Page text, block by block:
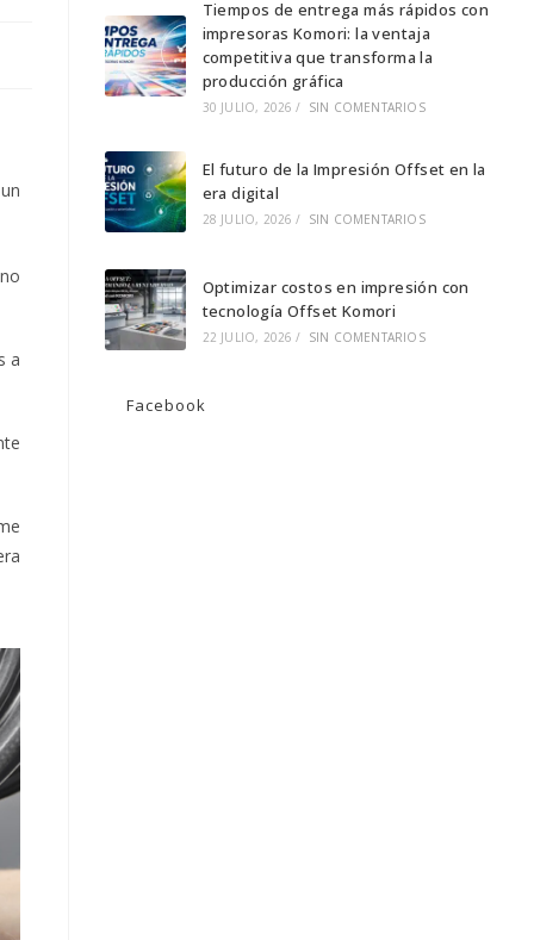
a
Tiempos de entrega más rápidos con
impresoras Komori: la ventaja
competitiva que transforma la
producción gráfica
30 JULIO, 2026 / SIN COMENTARIOS
El futuro de la Impresión Offset en la
era digital
28 JULIO, 2026 / SIN COMENTARIOS
Optimizar costos en impresión con
tecnología Offset Komori
22 JULIO, 2026 / SIN COMENTARIOS
Facebook